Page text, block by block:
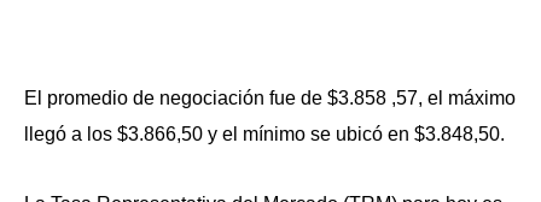
El promedio de negociación fue de $3.858 ,57, el máximo
llegó a los $3.866,50 y el mínimo se ubicó en $3.848,50.